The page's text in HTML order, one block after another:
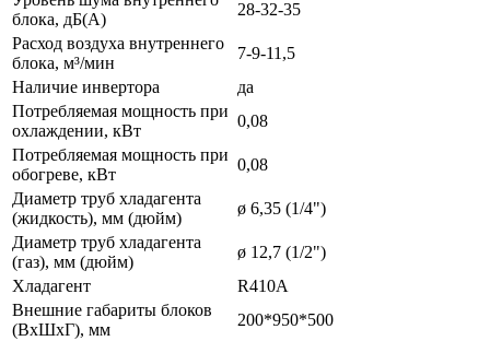
блока, дБ(А)
28-32-35
Расход воздуха внутреннего
блока, м³/мин
7-9-11,5
Наличие инвертора
да
Потребляемая мощность при
охлаждении, кВт
0,08
Потребляемая мощность при
обогреве, кВт
0,08
Диаметр труб хладагента
(жидкость), мм (дюйм)
ø 6,35 (1/4")
Диаметр труб хладагента
(газ), мм (дюйм)
ø 12,7 (1/2")
Хладагент
R410A
Внешние габариты блоков
(ВхШхГ), мм
200*950*500